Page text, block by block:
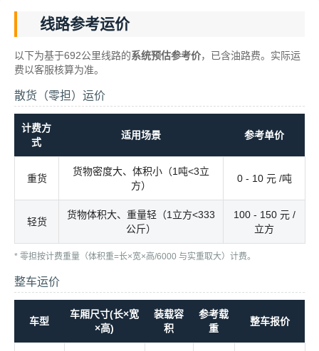
线路参考运价
以下为基于692公里线路的系统预估参考价，已含油路费。实际运
费以客服核算为准。
散货（零担）运价
计费方
式
适用场景 参考单价
重货
货物密度大、体积小（1吨<3立
方）
0 - 10 元 /吨
轻货
货物体积大、重量轻（1立方<333
公斤）
100 - 150 元 /
立方
* 零担按计费重量（体积重=长×宽×高/6000 与实重取大）计费。
整车运价
车型
车厢尺寸(长×宽
×高)
装载容
积
参考载
重
整车报价